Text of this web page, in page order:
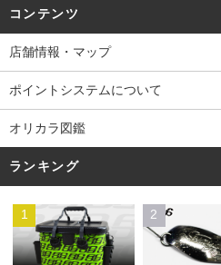
コンテンツ
店舗情報・マップ
ポイントシステムについて
オリカラ図鑑
ランキング
1 2